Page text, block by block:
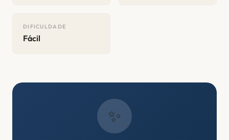
DIFICULDADE
Fácil
✨